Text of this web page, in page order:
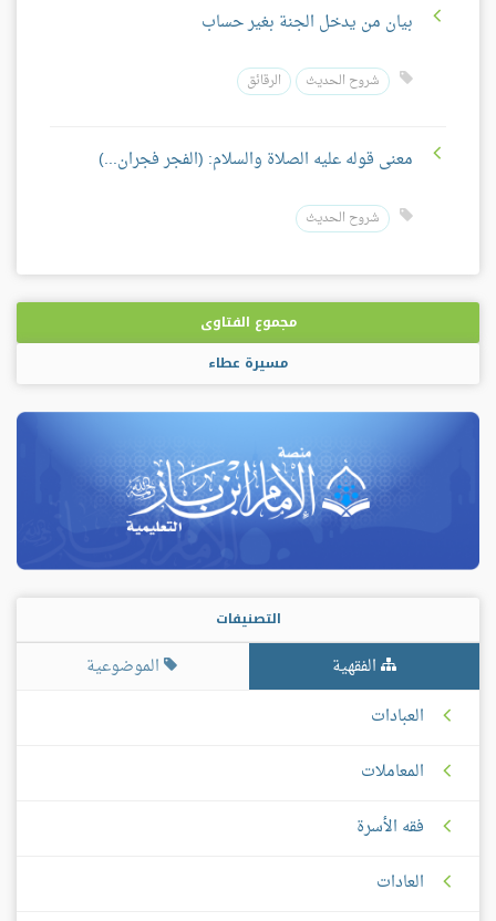
بيان من يدخل الجنة بغير حساب
شروح الحديث الرقائق
معنى قوله عليه الصلاة والسلام: (الفجر فجران...)
شروح الحديث
مجموع الفتاوى
مسيرة عطاء
التصنيفات
الفقهية
الموضوعية
العبادات
المعاملات
فقه الأسرة
العادات